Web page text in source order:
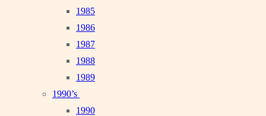
1985
1986
1987
1988
1989
1990’s
1990